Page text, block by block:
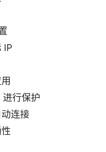
IP
进行保护
连接